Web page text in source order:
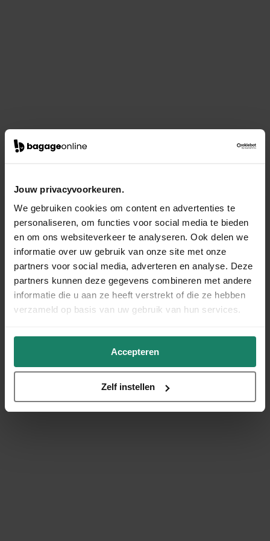
Jouw privacyvoorkeuren.
We gebruiken cookies om content en advertenties te
personaliseren, om functies voor social media te bieden
en om ons websiteverkeer te analyseren. Ook delen we
informatie over uw gebruik van onze site met onze
partners voor social media, adverteren en analyse. Deze
partners kunnen deze gegevens combineren met andere
informatie die u aan ze heeft verstrekt of die ze hebben
verzameld op basis van uw gebruik van hun services.
Accepteren
Zelf instellen